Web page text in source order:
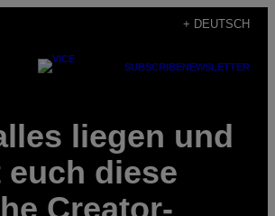
+ DEUTSCH
SUBSCRIBENEWSLETTER
liegen und
diese
Creator-